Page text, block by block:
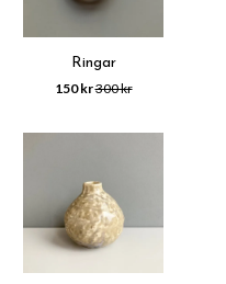
Ringar
150 kr300 kr